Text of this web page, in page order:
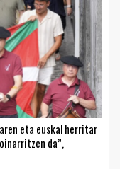
eta euskal herritar
da”,